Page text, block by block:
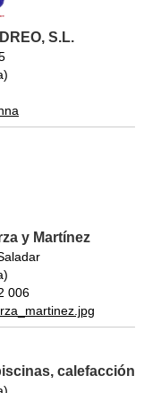
S.L.
y Martínez
006
calefacción